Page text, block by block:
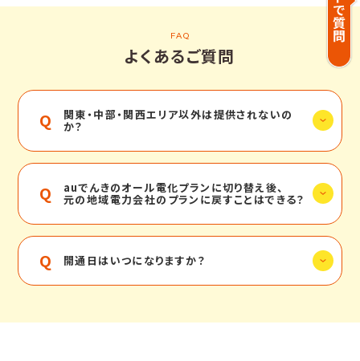
FAQ
よくあるご質問
関東・中部・関西エリア以外は提供されないの
か？
auでんきのオール電化プランに切り替え後、
元の地域電力会社のプランに戻すことはできる？
開通日はいつになりますか？